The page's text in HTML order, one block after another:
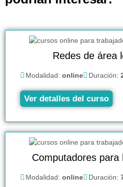
Redes de área
Modalidad: online Duración:
Ver detalles del curso
Computadores para
Modalidad: online Duración: